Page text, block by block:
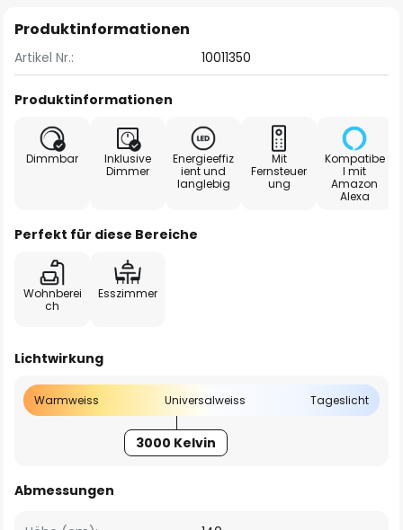
Produktinformationen
Artikel Nr.: 10011350
Produktinformationen
Dimmbar
Inklusive
Dimmer
Energieeffiz
ient und
langlebig
Mit
Fernsteuer
ung
Kompatibe
l mit
Amazon
Alexa
Perfekt für diese Bereiche
Wohnberei
ch
Esszimmer
Lichtwirkung
Warmweiss Universalweiss Tageslicht
3000 Kelvin
Abmessungen